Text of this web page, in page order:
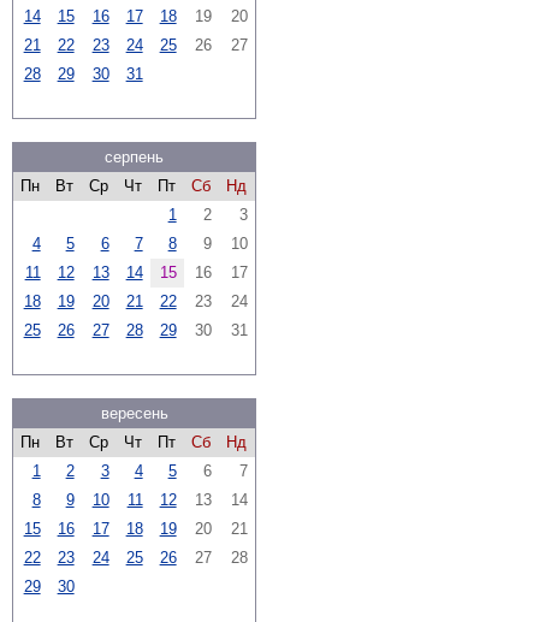
14
15 16 17 18 19
20
21
22 23 24 25 26
27
28
29 30 31
серпень
Пн
Вт Ср Чт Пт Сб
Нд
1
2
3
4
5 6 7 8 9
10
11
12 13 14 15 16
17
18
19 20 21 22 23
24
25
26 27 28 29 30 31
вересень
Пн
Вт Ср Чт Пт Сб
Нд
1
2 3 4 5 6
7
8
9 10 11 12 13
14
15
16 17 18 19 20
21
22
23 24 25 26 27
28
29
30